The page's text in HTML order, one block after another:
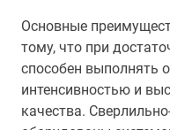
Основные
тому, что при
способен выполнять
интенсивностью и
качества.